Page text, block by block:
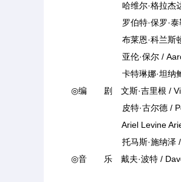
哈维尔·格拉杰达 /
罗伯特·保罗·泰勒 /
布莱恩·科兰斯顿 /
亚伦·保尔 / Aaron
卡特琳娜·坦纳鲍姆 /
◎编 剧 文斯·吉里根 /
皮特·古尔德 /
Ariel Levine Ariel
托马斯·施纳泽 /
◎音 乐 戴夫·波特 /